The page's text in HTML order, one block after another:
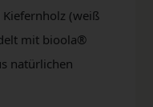
(weiß
mit bioola®
natürlichen